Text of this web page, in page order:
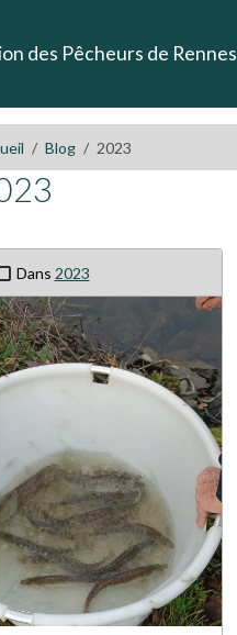
des Pêcheurs de Rennes
Blog 2023
Dans 2023